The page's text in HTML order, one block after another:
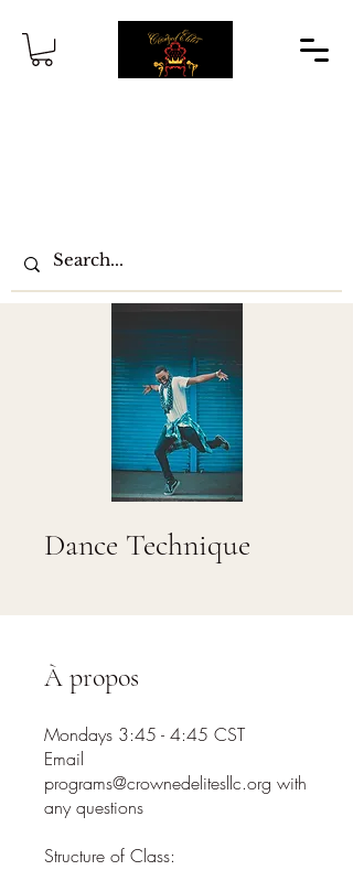
Dance Technique
À propos
Mondays 3:45 - 4:45 CST
Email
programs@crownedelitesllc.org with
any questions
Structure of Class: